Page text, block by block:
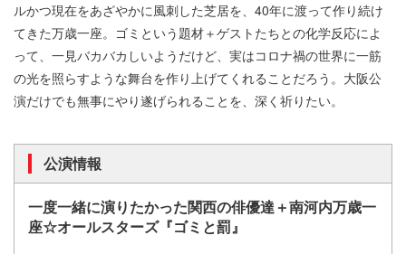
ルかつ現在をあざやかに風刺した芝居を、40年に渡って作り続け
てきた万歳一座。ゴミという題材＋ゲストたちとの化学反応によ
って、一見バカバカしいようだけど、実はコロナ禍の世界に一筋
の光を照らすような舞台を作り上げてくれることだろう。大阪公
演だけでも無事にやり遂げられることを、深く祈りたい。
公演情報
一度一緒に演りたかった関西の俳優達＋南河内万歳一
座☆オールスターズ『ゴミと罰』